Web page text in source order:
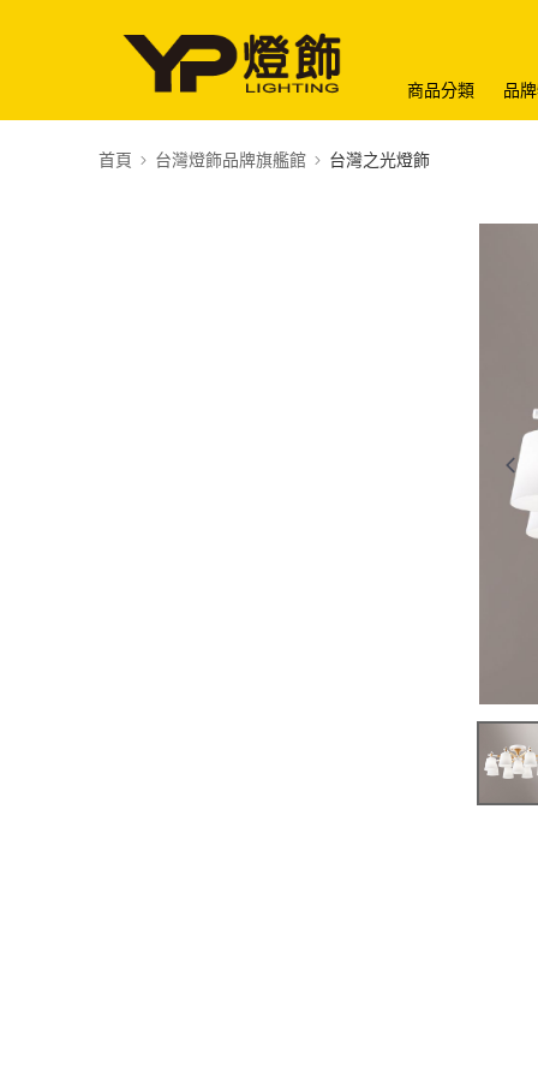
商品分類 品
首頁 台灣燈飾品牌旗艦館 台灣之光燈飾